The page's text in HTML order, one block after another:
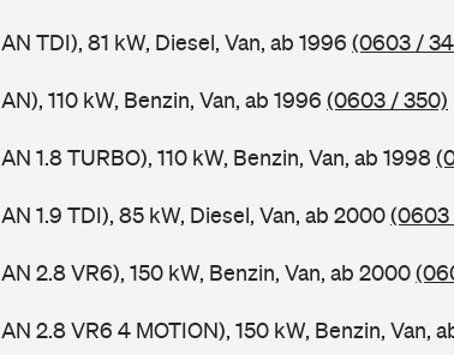
TDI), 81 kW, Diesel, Van, ab 1996 (0603 /
110 kW, Benzin, Van, ab 1996 (0603 / 350)
1.8 TURBO), 110 kW, Benzin, Van, ab 1998
1.9 TDI), 85 kW, Diesel, Van, ab 2000(0603
2.8 VR6), 150 kW, Benzin, Van, ab 2000
2.8 VR6 4 MOTION), 150 kW, Benzin, Van,